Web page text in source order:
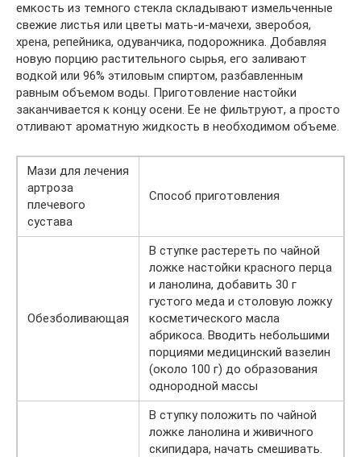
емкость из темного стекла складывают измельченные
свежие листья или цветы мать-и-мачехи, зверобоя,
хрена, репейника, одуванчика, подорожника. Добавляя
новую порцию растительного сырья, его заливают
водкой или 96% этиловым спиртом, разбавленным
равным объемом воды. Приготовление настойки
заканчивается к концу осени. Ее не фильтруют, а просто
отливают ароматную жидкость в необходимом объеме.
Мази для лечения
артроза
плечевого
сустава
Способ приготовления
Обезболивающая
В ступке растереть по чайной
ложке настойки красного перца
и ланолина, добавить 30 г
густого меда и столовую ложку
косметического масла
абрикоса. Вводить небольшими
порциями медицинский вазелин
(около 100 г) до образования
однородной массы
В ступку положить по чайной
ложке ланолина и живичного
скипидара, начать смешивать.